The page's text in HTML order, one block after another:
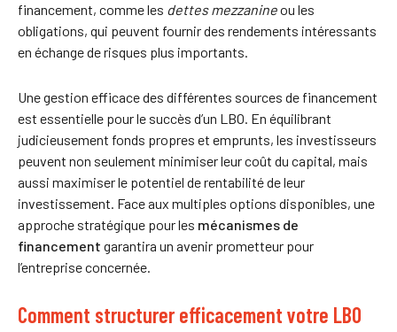
financement, comme les dettes mezzanineou les
obligations, qui peuvent fournir des rendements intéressants
en échange de risques plus importants.
Une gestion efficace des différentes sources de financement
est essentielle pour le succès d’un LBO. En équilibrant
judicieusement fonds propres et emprunts, les investisseurs
peuvent non seulement minimiser leur coût du capital, mais
aussi maximiser le potentiel de rentabilité de leur
investissement. Face aux multiples options disponibles, une
approche stratégique pour les mécanismes de
financement garantira un avenir prometteur pour
l’entreprise concernée.
Comment structurer efficacement votre LBO